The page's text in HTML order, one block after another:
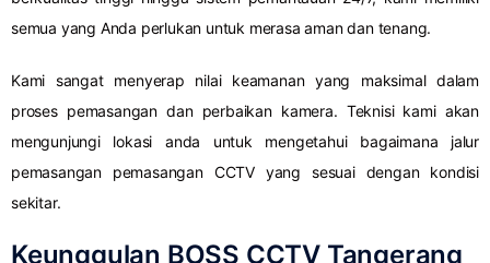
semua yang Anda perlukan untuk merasa aman dan tenang.
Kami sangat menyerap nilai keamanan yang maksimal dalam
proses pemasangan dan perbaikan kamera. Teknisi kami akan
mengunjungi lokasi anda untuk mengetahui bagaimana jalur
pemasangan pemasangan CCTV yang sesuai dengan kondisi
sekitar.
Keunggulan BOSS CCTV Tangerang